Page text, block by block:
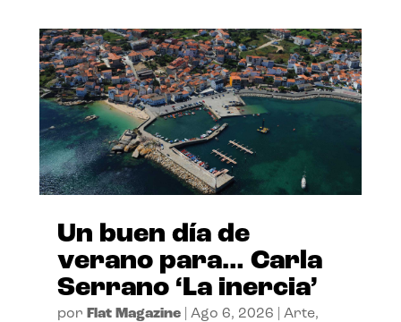
Un buen día de
verano para… Carla
Serrano ‘La inercia’
por Flat Magazine| Ago 6, 2026 Arte,